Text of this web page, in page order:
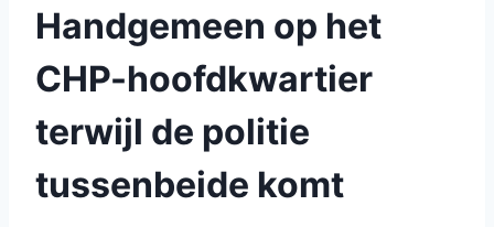
Handgemeen op het
CHP-hoofdkwartier
terwijl de politie
tussenbeide komt